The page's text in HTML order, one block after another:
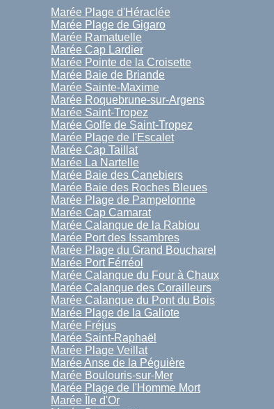
Marée Plage d'Héraclée
Marée Plage de Gigaro
Marée Ramatuelle
Marée Cap Lardier
Marée Pointe de la Croisette
Marée Baie de Briande
Marée Sainte-Maxime
Marée Roquebrune-sur-Argens
Marée Saint-Tropez
Marée Golfe de Saint-Tropez
Marée Plage de l'Escalet
Marée Cap Taillat
Marée La Nartelle
Marée Baie des Canebiers
Marée Baie des Roches Bleues
Marée Plage de Pampelonne
Marée Cap Camarat
Marée Calanque de la Rabiou
Marée Port des Issambres
Marée Plage du Grand Boucharel
Marée Port Férréol
Marée Calanque du Four à Chaux
Marée Calanque des Corailleurs
Marée Calanque du Pont du Bois
Marée Plage de la Galiote
Marée Fréjus
Marée Saint-Raphaël
Marée Plage Veillat
Marée Anse de la Péguière
Marée Boulouris-sur-Mer
Marée Plage de l'Homme Mort
Marée Île d'Or